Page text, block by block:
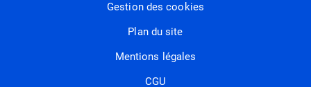
Gestion des cookies
Plan du site
Mentions légales
CGU